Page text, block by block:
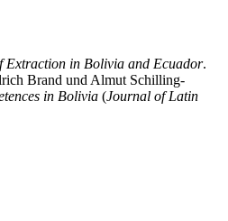
Extraction in Bolivia and Ecuador.
Brand und Almut Schilling-
in Bolivia (Journal of Latin